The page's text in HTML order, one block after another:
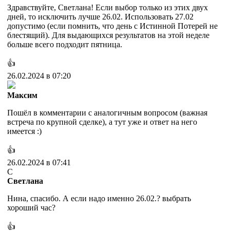
Здравствуйте, Светлана! Если выбор только из этих двух
дней, то исключить лучше 26.02. Использовать 27.02
допустимо (если помнить, что день с Истинной Потерей не
блестящий). Для выдающихся результатов на этой неделе
больше всего подходит пятница.
👍
26.02.2024 в 07:20
Максим
Пошёл в комментарии с аналогичным вопросом (важная
встреча по крупной сделке), а тут уже и ответ на него
имеется :)
👍
26.02.2024 в 07:41
С
Светлана
Нина, спасибо. А если надо именно 26.02.? выбрать
хороший час?
👍